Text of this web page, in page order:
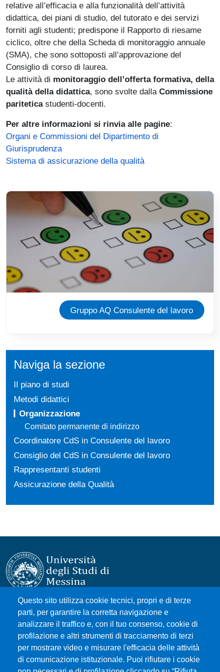
relative all’efficacia e alla funzionalità dell’attività
didattica, dei piani di studio, del tutorato e dei servizi
forniti agli studenti; predispone il Rapporto di riesame
ciclico, oltre che della Scheda di monitoraggio annuale
(SMA), che sono sottoposti all’approvazione del
Consiglio di corso di laurea.
Le attività di monitoraggio dell’offerta formativa, della
qualità della didattica, sono svolte dalla Commissione
pariteticastudenti-docenti.
Per altre informazioni si rinvia alle pagine:
Organi e Commissioni del Dipartimento di
Giurisprudenza
Sistema di assicurazione della qualità
Immagine
Gruppo AQ Consulente del lavoro
Naviga la sezione
Il piano di studi
Metodi didattici
Organizzazione
Comitato permanente di indirizzo
Coordinatore CdS in Consulente del lavoro
Consiglio del CdS in Consulente del lavoro
Rappresentanti studenti
Assicurazione della Qualità
Questo sito utilizza cookie tecnici, propri e di terze
parti, per garantire la corretta navigazione e
analizzare il traffico e, con il tuo consenso, cookie di
profilazione e altri strumenti di tracciamento di terzi
per mostrare video e misurare l'efficacia delle attività
di comunicazione istituzionale. Puoi rifiutare i cookie
Università degli Studi di Messina
Piazza Pugliatti, 1 - 98122 Messina
Cod. Fiscale 80004070837
P.IVA 00724160833
Centralino: 090 676 1